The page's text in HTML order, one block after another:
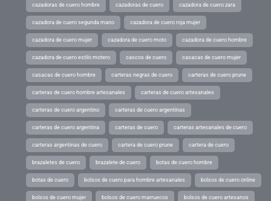
cazadoras de cuero hombre cazadoras de cuero cazadora de cuero zara
cazadora de cuero segunda mano cazadora de cuero roja mujer
cazadora de cuero mujer cazadora de cuero moto cazadora de cuero hombre
cazadora de cuero estilo motero cascos de cuero casacas de cuero mujer
casacas de cuero hombre carteras negras de cuero carteras de cuero prune
carteras de cuero hombre artesanales carteras de cuero artesanales
carteras de cuero argentino carteras de cuero argentinas
carteras de cuero argentina carteras de cuero carteras artesanales de cuero
carteras argentinas de cuero cartera de cuero prune cartera de cuero
brazaletes de cuero brazalete de cuero botas de cuero hombre
botas de cuero bolsos de cuero para hombre artesanales bolsos de cuero online
bolsos de cuero mujer bolsos de cuero marruecos bolsos de cuero artesanos